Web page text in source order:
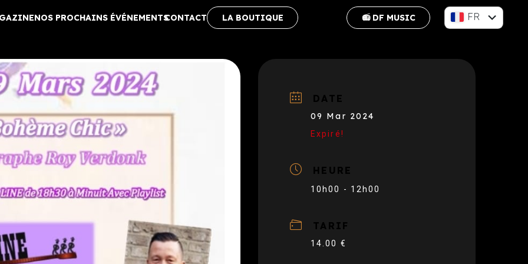
NOS PROCHAINS ÉVÉNEMENTSCONTACT LA BOUTIQUE 📻 DF MUSIC
FR
DATE
09 Mar 2024
Expiré!
HEURE
10h00 - 12h00
TARIF
14.00 €